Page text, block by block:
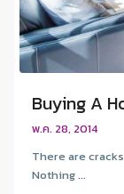
Buying A
พ.ค. 28, 2014
There are
Nothing ...